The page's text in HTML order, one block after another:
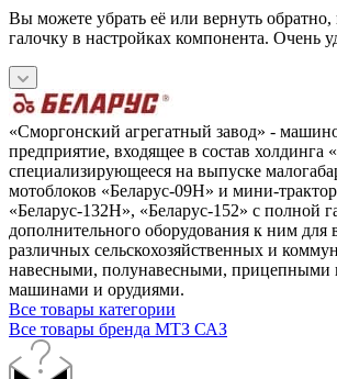
Вы можете убрать её или вернуть
галочку в настройках компонента. Очень
«Сморгонский агрегатный завод» -
предприятие, входящее в состав
специализирующееся на выпуске
мотоблоков «Беларус-09Н» и мини-
«Беларус-132Н», «Беларус-152» с полной
дополнительного оборудования к ним для
различных сельскохозяйственных и
навесными, полунавесными, прицепными
машинами и орудиями.
Все товары категории
Все товары бренда МТЗ САЗ